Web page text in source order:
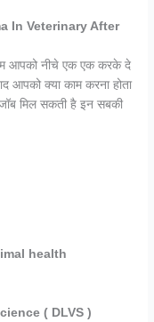
In Veterinary After
हम आपको नीचे एक एक करके दे
क्या काम करना होता
मिल सकती है इन सबकी
health
( DLVS )